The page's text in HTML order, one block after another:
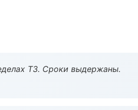
ТЗ. Сроки выдержаны.